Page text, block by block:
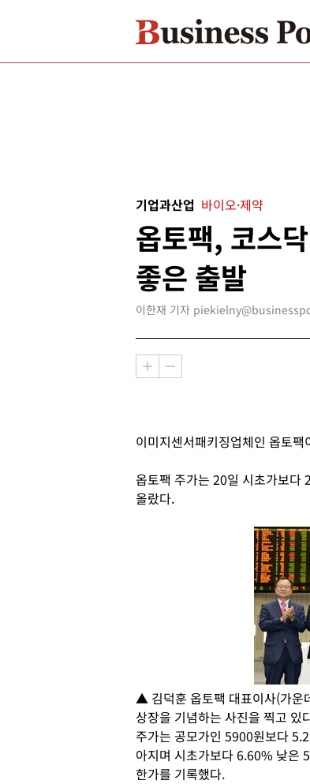
기업과산업 바이오·제약
옵토팩, 코스
좋은 출발
이한재 기자
이미지센서패키징업체인 옵토
옵토팩 주가는 20일 시초가보
올랐다.
▲ 김덕훈 옵토팩 대표이사(가운
상장을 기념하는 사진을 찍고 있
주가는 공모가인 5900원보다
아지며 시초가보다 6.60% 낮은
한가를 기록했다.